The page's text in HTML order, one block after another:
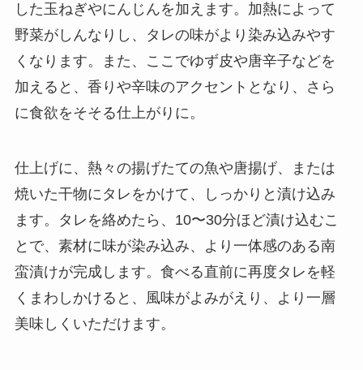
した玉ねぎやにんじんを加えます。加熱によって
野菜がしんなりし、タレの味がより染み込みやす
くなります。また、ここでゆず皮や唐辛子などを
加えると、香りや辛味のアクセントとなり、さら
に食欲をそそる仕上がりに。
仕上げに、熱々の揚げたての魚や唐揚げ、または
焼いた干物にタレをかけて、しっかりと漬け込み
ます。タレを絡めたら、10〜30分ほど漬け込むこ
とで、素材に味が染み込み、より一体感のある南
蛮漬けが完成します。食べる直前に再度タレを軽
くまわしかけると、風味がよみがえり、より一層
美味しくいただけます。